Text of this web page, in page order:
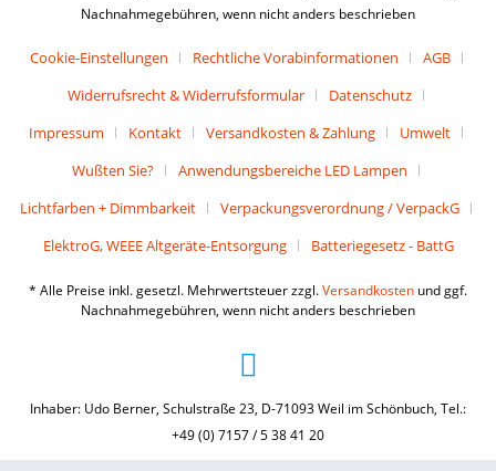
Nachnahmegebühren, wenn nicht anders beschrieben
Cookie-Einstellungen Rechtliche Vorabinformationen
AGB
Widerrufsrecht & Widerrufsformular
Datenschutz
Impressum
Kontakt Versandkosten & Zahlung
Umwelt
Wußten Sie?
Anwendungsbereiche LED Lampen
Lichtfarben + Dimmbarkeit
Verpackungsverordnung / VerpackG
ElektroG, WEEE Altgeräte-Entsorgung
Batteriegesetz - BattG
* Alle Preise inkl. gesetzl. Mehrwertsteuer zzgl.Versandkosten und ggf.
Nachnahmegebühren, wenn nicht anders beschrieben
Inhaber: Udo Berner, Schulstraße 23, D-71093 Weil im Schönbuch, Tel.:
+49 (0) 7157 / 5 38 41 20